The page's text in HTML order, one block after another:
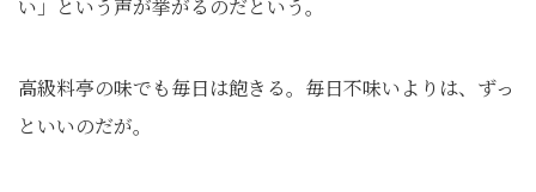
い」という声が挙がるのだという。
高級料亭の味でも毎日は飽きる。毎日不味いよりは、ずっ
といいのだが。